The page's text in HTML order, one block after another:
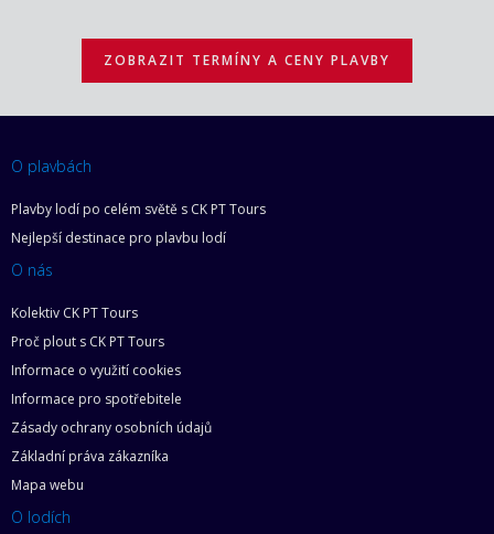
ZOBRAZIT TERMÍNY A CENY PLAVBY
O plavbách
Plavby lodí po celém světě s CK PT Tours
Nejlepší destinace pro plavbu lodí
O nás
Kolektiv CK PT Tours
Proč plout s CK PT Tours
Informace o využití cookies
Informace pro spotřebitele
Zásady ochrany osobních údajů
Základní práva zákazníka
Mapa webu
O lodích